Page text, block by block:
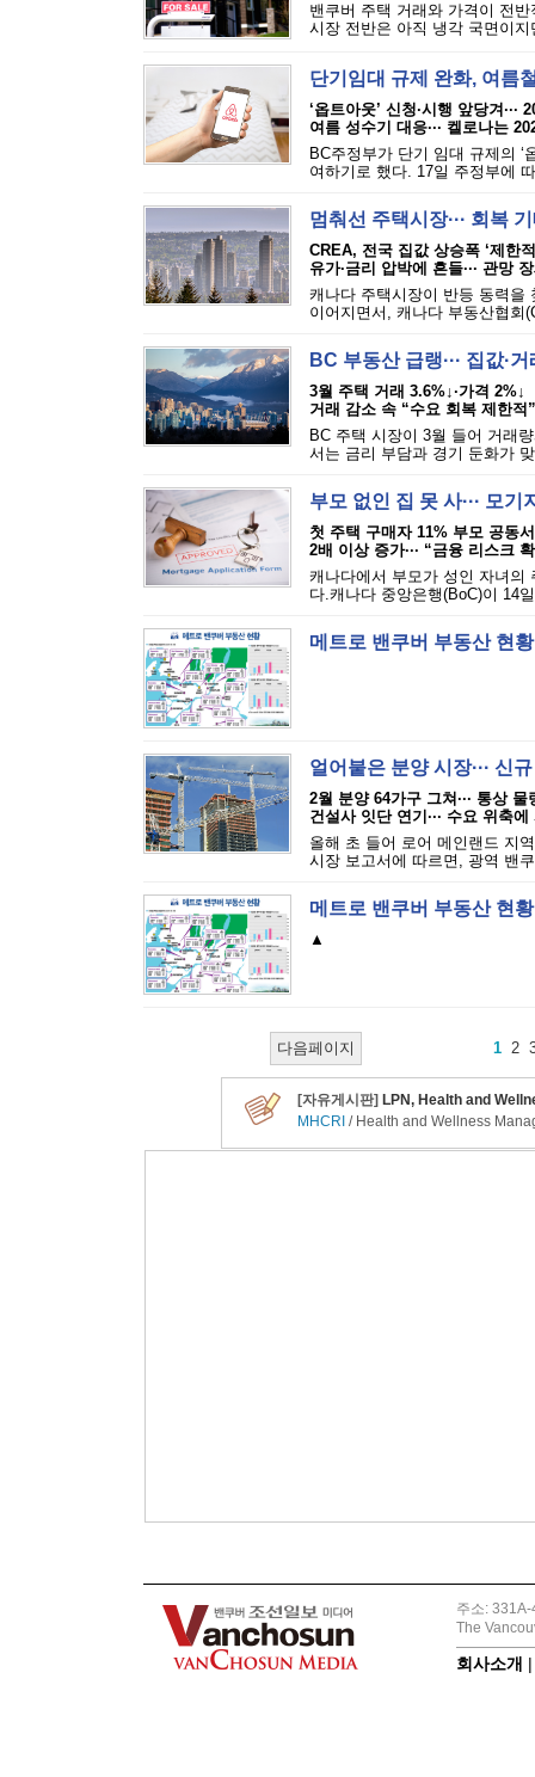
밴쿠버 주택 거래와 가격이 전
시장 전반은 아직 냉각 국면이
단기임대 규제 완화, 여름
‘옵트아웃’ 신청·시행 앞당겨···
여름 성수기 대응··· 켈로나는
BC주정부가 단기 임대 규제의
여하기로 했다. 17일 주정부에
멈춰선 주택시장··· 회복
CREA, 전국 집값 상승폭 ‘제한
유가·금리 압박에 흔들··· 관망
캐나다 주택시장이 반등 동력을
이어지면서, 캐나다 부동산협회
BC 부동산 급랭··· 집값·
3월 주택 거래 3.6%↓·가격 2%↓
거래 감소 속 “수요 회복 제한적”
BC 주택 시장이 3월 들어 거래
서는 금리 부담과 경기 둔화가
부모 없인 집 못 사··· 모
첫 주택 구매자 11% 부모 공동
2배 이상 증가··· “금융 리스크
캐나다에서 부모가 성인 자녀의
다.캐나다 중앙은행(BoC)이 14
메트로 밴쿠버 부동산 현
얼어붙은 분양 시장··· 신
2월 분양 64가구 그쳐··· 통상
건설사 잇단 연기··· 수요 위축
올해 초 들어 로어 메인랜드 지
시장 보고서에 따르면, 광역 밴
메트로 밴쿠버 부동산 현
▲
다음페이지 1 2
주소:
The
회사소개